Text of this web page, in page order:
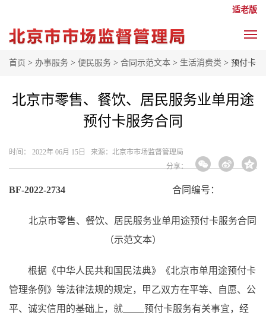
适老版
首页 > 办事服务 > 便民服务 > 合同示范文本 > 生活消费类 > 预付卡
北京市零售、餐饮、居民服务业单用途
预付卡服务合同
时间： 2022年 06月 15日 来源： ​北京市市场监督管理局
分享：
BF-2022-2734 合同编号：
北京市零售、餐饮、居民服务业单用途预付卡服务合同
（示范文本）
根据《中华人民共和国 民法典》《北京市单用途预付卡
管理条例 》 等法律法规的规定，甲乙双方在平等、自愿、公
平、诚实信用的基础上，就
预付卡服务有关事宜， 经